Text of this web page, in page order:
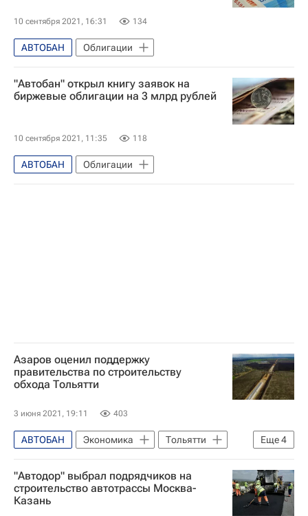
10 сентября 2021, 16:31 134
АВТОБАН Облигации
"Автобан" открыл книгу заявок на
биржевые облигации на 3 млрд рублей
10 сентября 2021, 11:35 118
АВТОБАН Облигации
Азаров оценил поддержку
правительства по строительству
обхода Тольятти
3 июня 2021, 19:11 403
Еще4
АВТОБАН Экономика
Тольятти
Самарская область
Дмитрий Азаров
Владимир Путин
Россия
"Автодор" выбрал подрядчиков на
строительство автотрассы Москва-
Казань